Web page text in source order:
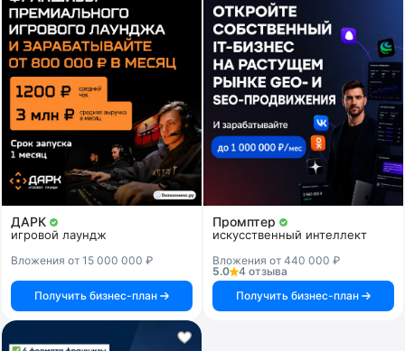
ДАРК
игровой лаундж
Вложения от 15 000 000 ₽
Получить бизнес-план
Промптер
искусственный интеллект
Вложения от 440 000 ₽
5.0
4 отзыва
Получить бизнес-план